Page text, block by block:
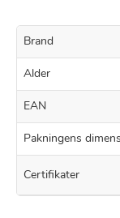
Brand
Alder
EAN
Pakningens
Certifikater